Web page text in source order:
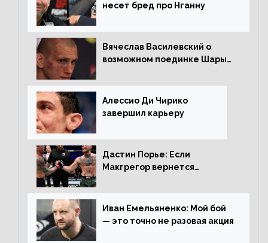
несет бред про Нганну
Вячеслав Василевский о
возможном поединке Шары
Копыловым
Алессио Ди Чирико
завершил карьеру
Дастин Порье: Если
Макгрегор вернется
раунда на Чендлера
Иван Емельяненко: Мой бой
— это точно не разовая акция